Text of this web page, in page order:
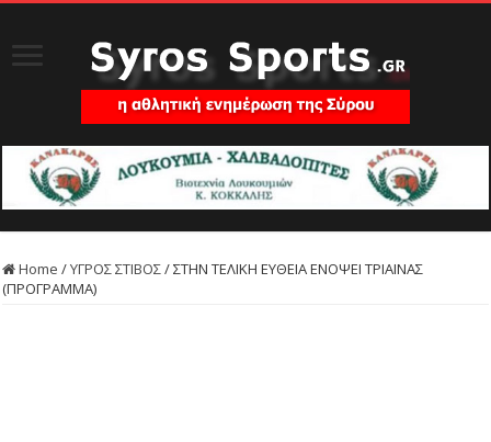
Home /ΥΓΡΟΣ ΣΤΙΒΟΣ/ΣΤΗΝ ΤΕΛΙΚΗ ΕΥΘΕΙΑ ΕΝΟΨΕΙ ΤΡΙΑΙΝΑΣ
(ΠΡΟΓΡΑΜΜΑ)